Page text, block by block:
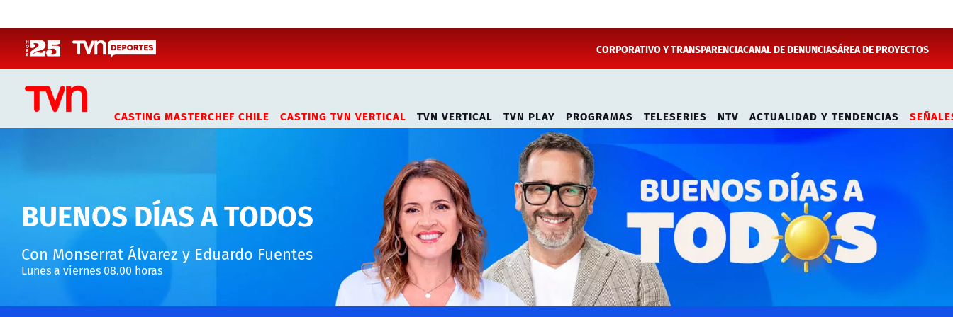
CORPORATIVO Y TRANSPARENCIACANAL DE DENUNCIASÁREA DE PROYECTOS
CASTING MASTERCHEF CHILE CASTING TVN VERTICAL TVN VERTICAL TVN PLAY PROGRAMAS TELESERIES NTV ACTUALIDAD Y TENDENCIAS
BUENOS DÍAS A TODOS
Con Monserrat Álvarez y Eduardo Fuentes
Lunes a viernes 08.00 horas